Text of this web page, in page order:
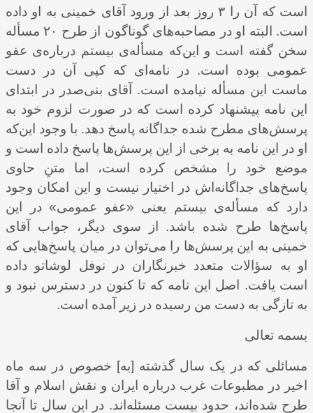
است که آن را ۳ روز بعد از ورود آقای خمینی به او داده
است. البته او در مصاحبه‌های گوناگون از طرح ۲۰ مسأله
سخن گفته است و این‌که مسأله‌ی بیستم درباره‌ی عفو
عمومی بوده است. در نامه‌ای که کپی آن در دست
ماست این مسأله نیامده است. آقای بنی‌صدر در ابتدای
این نامه پیشنهاد کرده است که در صورت لزوم خود به
پرسش‌های مطرح شده جداگانه پاسخ دهد. با وجود این‌که
او در این نامه به برخی از این پرسش‌ها پاسخ داده است و
موضع خود را مشخص کرده است، اما متنِ حاوی
پاسخ‌های جداگانه‌اش در اختیار نیست و این امکان وجود
دارد که مسأله‌ی بیستم یعنی «عفو عمومی» در این
پاسخ‌ها طرح شده باشد. از سوی دیگر، جواب آقای
خمینی به این پرسش‌ها را می‌توان در میان پاسخ‌هایی که
او به سؤالات متعدد خبرنگاران در نوفل لوشاتو داده
است یافت. اصل این نامه که تا کنون در دسترس نبود و
به تازگی به دست من رسیده در زیر آمده است.
بسمه تعالی
مسائلی که در یک سال گذشته [به] خصوص در سه ماه
اخیر در مطبوعات غرب درباره ایران و نقش اسلام و آقا
طرح شده‌اند، حدود بیست مسئله‌اند. در این سال تا آنجا